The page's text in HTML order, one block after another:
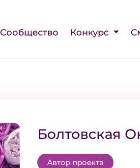
Сообщество Конкурс
Болтовская
Автор проекта